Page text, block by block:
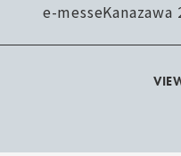
e-messeKanazawa